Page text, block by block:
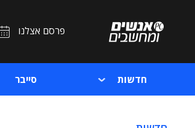
פרסם אצלנו
חדשות סייבר